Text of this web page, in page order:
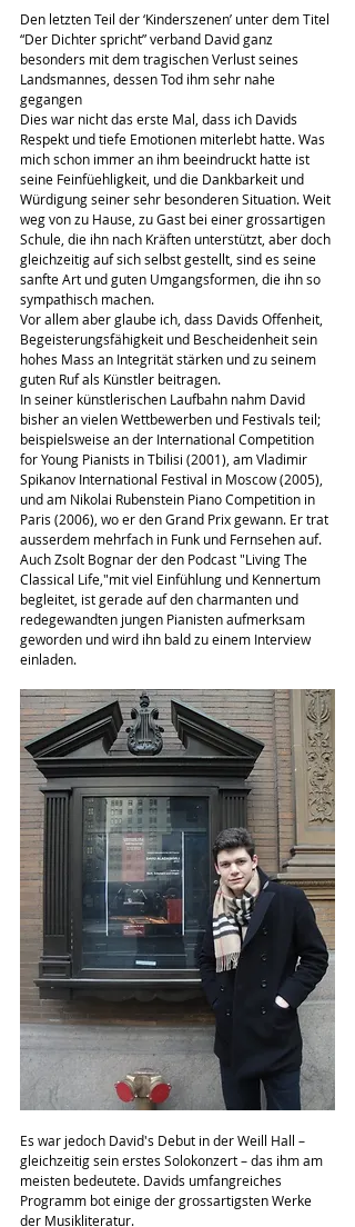
Den letzten Teil der ‘Kinderszenen’ unter dem Titel
“Der Dichter spricht” verband David ganz
besonders mit dem tragischen Verlust seines
Landsmannes, dessen Tod ihm sehr nahe
gegangen
Dies war nicht das erste Mal, dass ich Davids
Respekt und tiefe Emotionen miterlebt hatte. Was
mich schon immer an ihm beeindruckt hatte ist
seine Feinfüehligkeit, und die Dankbarkeit und
Würdigung seiner sehr besonderen Situation. Weit
weg von zu Hause, zu Gast bei einer grossartigen
Schule, die ihn nach Kräften unterstützt, aber doch
gleichzeitig auf sich selbst gestellt, sind es seine
sanfte Art und guten Umgangsformen, die ihn so
sympathisch machen.
Vor allem aber glaube ich, dass Davids Offenheit,
Begeisterungsfähigkeit und Bescheidenheit sein
hohes Mass an Integrität stärken und zu seinem
guten Ruf als Künstler beitragen.
In seiner künstlerischen Laufbahn nahm David
bisher an vielen Wettbewerben und Festivals teil;
beispielsweise an der International Competition
for Young Pianists in Tbilisi (2001), am Vladimir
Spikanov International Festival in Moscow (2005),
und am Nikolai Rubenstein Piano Competition in
Paris (2006), wo er den Grand Prix gewann. Er trat
ausserdem mehrfach in Funk und Fernsehen auf.
Auch Zsolt Bognar der den Podcast "Living The
Classical Life,"mit viel Einfühlung und Kennertum
begleitet, ist gerade auf den charmanten und
redegewandten jungen Pianisten aufmerksam
geworden und wird ihn bald zu einem Interview
einladen.
Es war jedoch David's Debut in der Weill Hall –
gleichzeitig sein erstes Solokonzert – das ihm am
meisten bedeutete. Davids umfangreiches
Programm bot einige der grossartigsten Werke
der Musikliteratur.